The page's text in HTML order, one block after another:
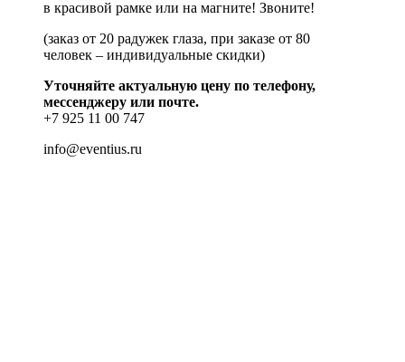
в красивой рамке или на магните! Звоните!
(заказ от 20 радужек глаза, при заказе от 80
человек – индивидуальные скидки)
Уточняйте актуальную цену по телефону,
мессенджеру или почте.
+7 925 11 00 747
info@eventius.ru